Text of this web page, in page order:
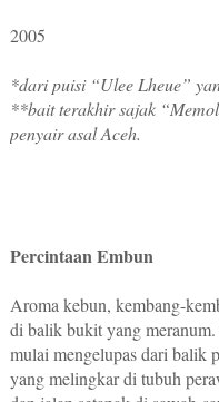
2005
*dari puisi “Ulee Lheue”
**bait terakhir sajak
penyair asal Aceh.
Percintaan Embun
Aroma kebun, kembang-
di balik bukit yang
mulai mengelupas dari balik
yang melingkar di tubuh